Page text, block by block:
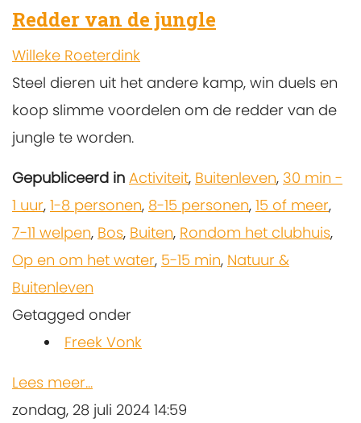
Redder van de jungle
Willeke Roeterdink
Steel dieren uit het andere kamp, win duels en
koop slimme voordelen om de redder van de
jungle te worden.
Gepubliceerd in Activiteit, Buitenleven, 30 min -
1 uur, 1-8 personen, 8-15 personen, 15 of meer,
7-11 welpen, Bos, Buiten, Rondom het clubhuis,
Op en om het water, 5-15 min, Natuur &
Buitenleven
Getagged onder
Freek Vonk
Lees meer...
zondag, 28 juli 2024 14:59